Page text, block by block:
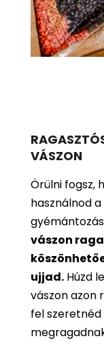
VÁSZON
Örülni fogsz,
használnod
vászon
ujjad. Húzd
vászon azon
fel szeretnéd